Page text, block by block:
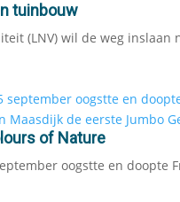
tuinbouw
(LNV) wil de weg inslaan
of Nature
oogstte en doopte